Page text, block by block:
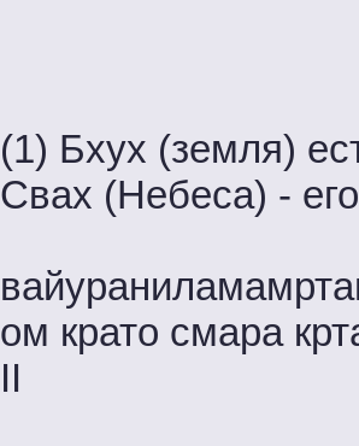
(1) Бхух (земля)
Свах (Небеса) -
ом крато смара
II